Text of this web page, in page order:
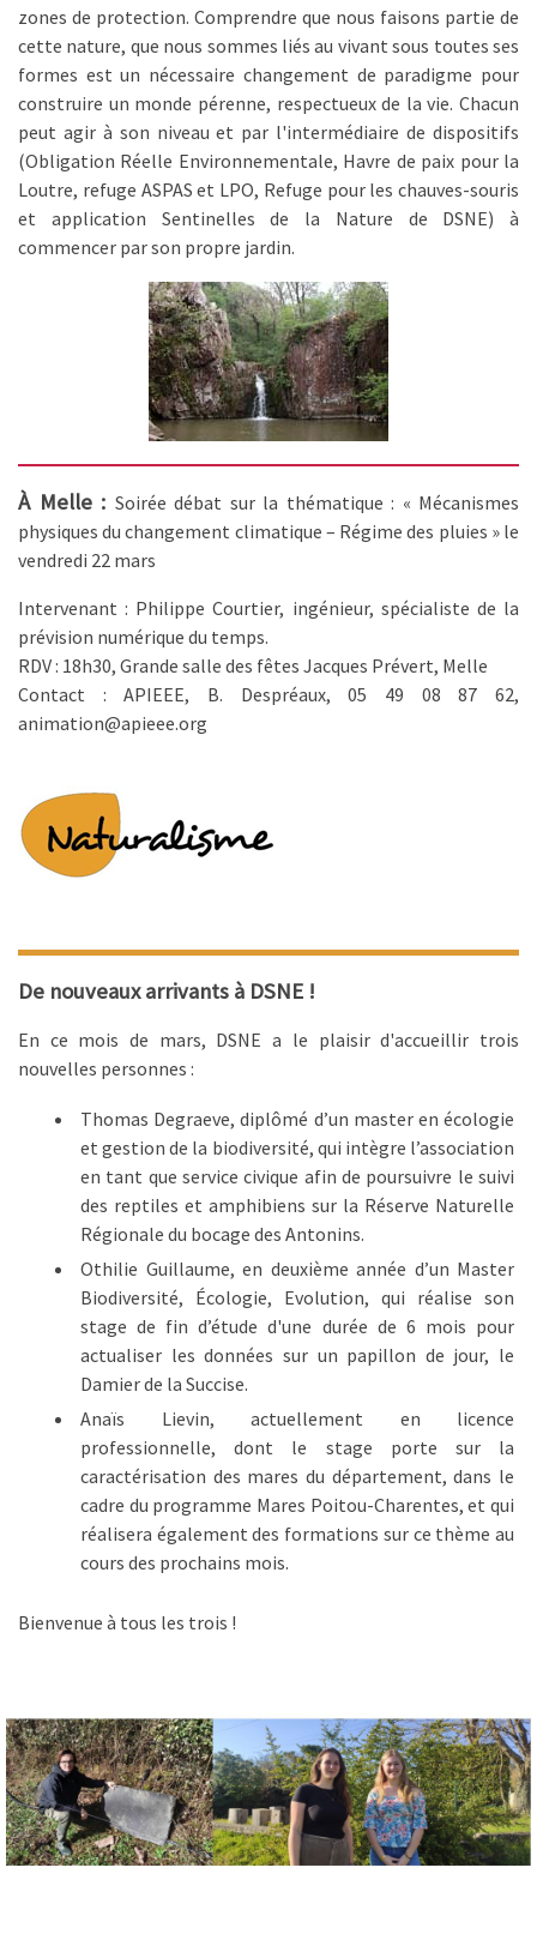
zones de protection. Comprendre que nous faisons partie de
cette nature, que nous sommes liés au vivant sous toutes ses
formes est un nécessaire changement de paradigme pour
construire un monde pérenne, respectueux de la vie. Chacun
peut agir à son niveau et par l'intermédiaire de dispositifs
(Obligation Réelle Environnementale, Havre de paix pour la
Loutre, refuge ASPAS et LPO, Refuge pour les chauves-souris
et application Sentinelles de la Nature de DSNE) à
commencer par son propre jardin.
À Melle : Soirée débat sur la thématique : « Mécanismes
physiques du changement climatique – Régime des pluies » le
vendredi 22 mars
Intervenant : Philippe Courtier, ingénieur, spécialiste de la
prévision numérique du temps.
RDV : 18h30, Grande salle des fêtes Jacques Prévert, Melle
Contact : APIEEE, B. Despréaux, 05 49 08 87 62,
animation@apieee.org
De nouveaux arrivants à DSNE !
En ce mois de mars, DSNE a le plaisir d'accueillir trois
nouvelles personnes :
Thomas Degraeve, diplômé d’un master en écologie
et gestion de la biodiversité, qui intègre l’association
en tant que service civique afin de poursuivre le suivi
des reptiles et amphibiens sur la Réserve Naturelle
Régionale du bocage des Antonins.
Othilie Guillaume, en deuxième année d’un Master
Biodiversité, Écologie, Evolution, qui réalise son
stage de fin d’étude d'une durée de 6 mois pour
actualiser les données sur un papillon de jour, le
Damier de la Succise.
Anaïs Lievin, actuellement en licence
professionnelle, dont le stage porte sur la
caractérisation des mares du département, dans le
cadre du programme Mares Poitou-Charentes, et qui
réalisera également des formations sur ce thème au
cours des prochains mois.
Bienvenue à tous les trois !